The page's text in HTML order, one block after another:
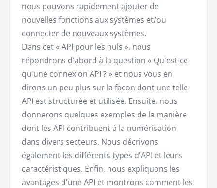
nous pouvons rapidement ajouter de
nouvelles fonctions aux systèmes et/ou
connecter de nouveaux systèmes.
Dans cet « API pour les nuls », nous
répondrons d'abord à la question « Qu'est-ce
qu'une connexion API ? » et nous vous en
dirons un peu plus sur la façon dont une telle
API est structurée et utilisée. Ensuite, nous
donnerons quelques exemples de la manière
dont les API contribuent à la numérisation
dans divers secteurs. Nous décrivons
également les différents types d'API et leurs
caractéristiques. Enfin, nous expliquons les
avantages d'une API et montrons comment les